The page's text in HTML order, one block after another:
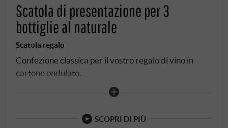
Scatola di presentazione per 3
bottiglie al naturale
Scatola regalo
Confezione classica per il vostro regalo di vino in
cartone ondulato.
SCOPRI DI PIÙ